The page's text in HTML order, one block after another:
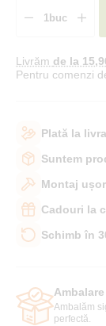
Livrăm de la 15
Pentru comenzi
Plată la
Suntem
Montaj ușor
Cadouri la
Schimb în
Ambalăm
perfectă.